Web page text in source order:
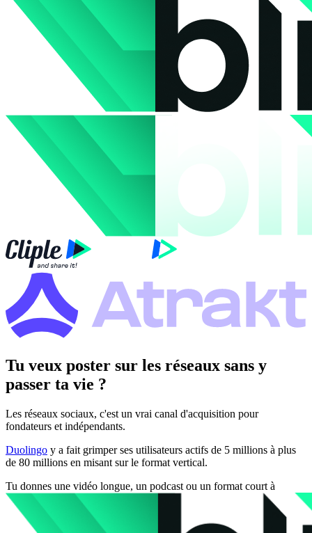
Tu veux poster sur les réseaux sans y
passer ta vie ?
Les réseaux sociaux, c'est un vrai canal d'acquisition pour
fondateurs et indépendants.
Duolingo y a fait grimper ses utilisateurs actifs de 5 millions à plus
de 80 millions en misant sur le format vertical.
Tu donnes une vidéo longue, un podcast ou un format court à